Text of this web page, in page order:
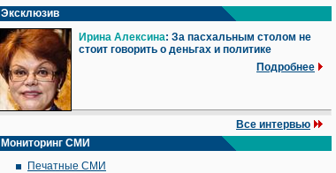
Эксклюзив
Ирина Алексина: За пасхальным столом не
стоит говорить о деньгах и политике
Подробнее
Все интервью
Мониторинг СМИ
Печатные СМИ